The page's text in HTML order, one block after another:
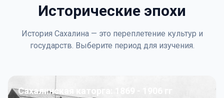
Исторические эпохи
История Сахалина — это переплетение культур и
государств. Выберите период для изучения.
Сахалинская каторга: 1869 - 1906 гг